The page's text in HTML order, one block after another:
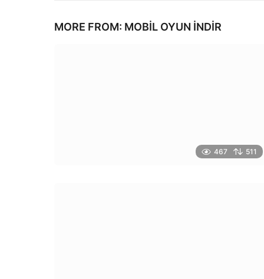
MORE FROM: MOBIL OYUN INDIR
467 511